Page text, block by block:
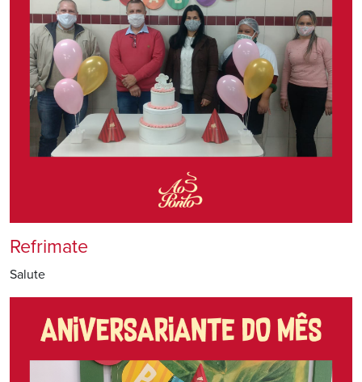
Refrimate
Salute